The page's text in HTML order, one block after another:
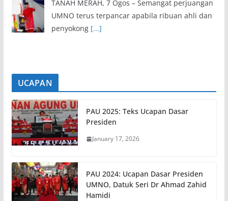
UCAPAN
PAU 2025: Teks Ucapan Dasar
Presiden
January 17, 2026
PAU 2024: Ucapan Dasar Presiden
UMNO, Datuk Seri Dr Ahmad Zahid
Hamidi